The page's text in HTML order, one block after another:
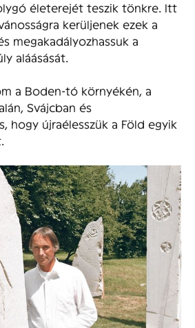
életerejét teszik tönkre. Itt
kerüljenek ezek a
megakadályozhassuk a
aláásását.
a Boden-tó környékén, a
Svájcban és
hogy újraélesszük a Föld egyik